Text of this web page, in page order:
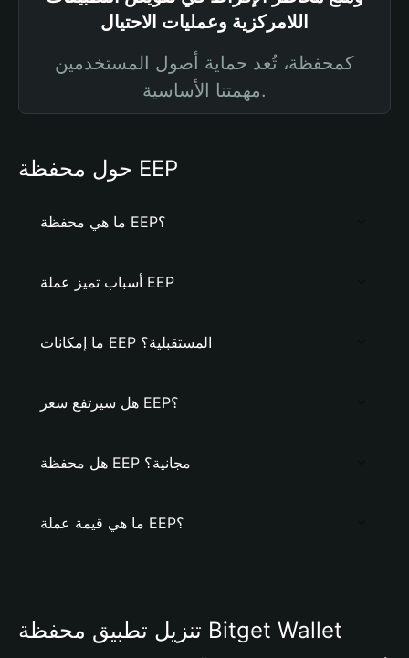
اللامركزية وعمليات الاحتيال
كمحفظة، تُعد حماية أصول المستخدمين
مهمتنا الأساسية.
حول محفظة EEP
ما هي محفظة EEP؟
أسباب تميز عملة EEP
ما إمكانات EEP المستقبلية؟
هل سيرتفع سعر EEP؟
هل محفظة EEP مجانية؟
ما هي قيمة عملة EEP؟
تنزيل تطبيق محفظة Bitget Wallet